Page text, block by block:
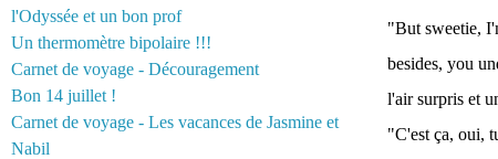
l'Odyssée et un bon prof
Un thermomètre bipolaire !!!
Carnet de voyage - Découragement
Bon 14 juillet !
Carnet de voyage - Les vacances de Jasmine et
Nabil
"But sweetie,
besides, you
l'air surpris et
"C'est ça, oui,